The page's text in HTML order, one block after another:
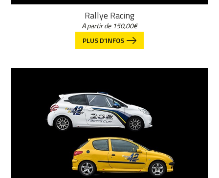
Rallye Racing
A partir de 150,00€
PLUS D'INFOS